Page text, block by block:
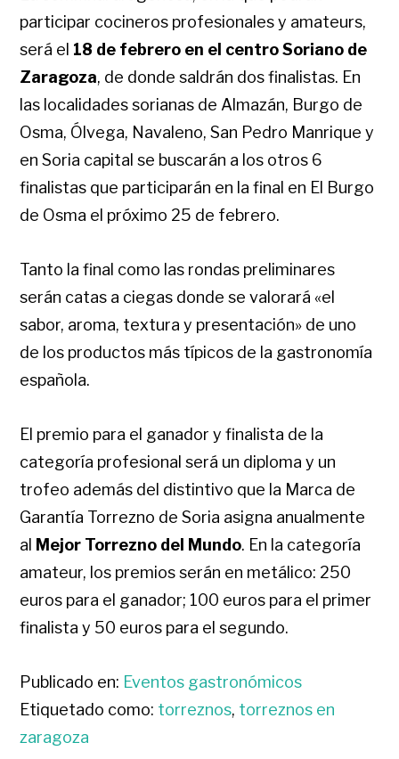
participar cocineros profesionales y amateurs,
será el 18 de febrero en el centro Soriano de
Zaragoza, de donde saldrán dos finalistas. En
las localidades sorianas de Almazán, Burgo de
Osma, Ólvega, Navaleno, San Pedro Manrique y
en Soria capital se buscarán a los otros 6
finalistas que participarán en la final en El Burgo
de Osma el próximo 25 de febrero.
Tanto la final como las rondas preliminares
serán catas a ciegas donde se valorará «el
sabor, aroma, textura y presentación» de uno
de los productos más típicos de la gastronomía
española.
El premio para el ganador y finalista de la
categoría profesional será un diploma y un
trofeo además del distintivo que la Marca de
Garantía Torrezno de Soria asigna anualmente
al Mejor Torrezno del Mundo. En la categoría
amateur, los premios serán en metálico: 250
euros para el ganador; 100 euros para el primer
finalista y 50 euros para el segundo.
Publicado en: Eventos gastronómicos
Etiquetado como: torreznos, torreznos en
zaragoza